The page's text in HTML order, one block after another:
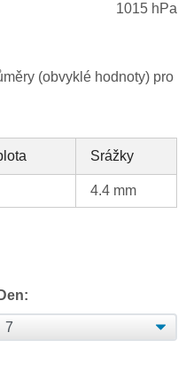
1015 hPa
(obvyklé hodnoty) pro
Srážky
4.4 mm
Den: